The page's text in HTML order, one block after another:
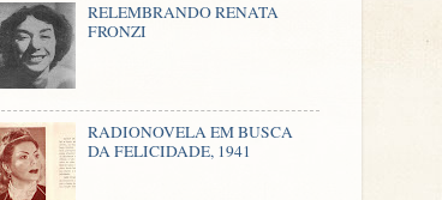
RELEMBRANDO RENATA
FRONZI
RADIONOVELA EM BUSCA
DA FELICIDADE, 1941